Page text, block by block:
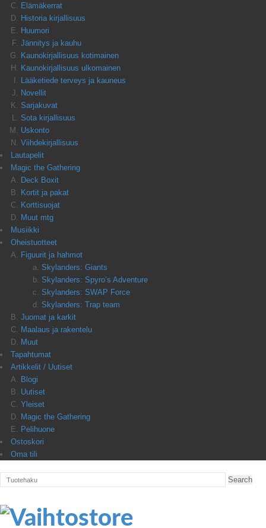
Elämäkerrat
Historia kirjallisuus
Huumori
Jännitys ja kauhu
Kaunokirjallisuus kotimainen
Kaunokirjallisuus ulkomainen
Lääketiede terveys ja kauneus
Novellit
Sarjakuvat
Sota kirjallisuus
Uskonto
Viihdekirjallisuus
Lautapelit
Magic the Gathering
Deck Boxit
Kortit ja pakat
Korttisuojat
Muut mtg
Musiikki
Oheistuotteet
Figuurit ja hahmot
Skylanders: Giants
Skylanders: Spyro’s Adventure
Skylanders: SWAP Force
Skylanders: Trap team
Juomat ja karkit
Maalaus ja rakentelu
Muut
Tapahtumat
Artikkelit / Uutiset
Blogi
Uutiset
Yleiset
Magic the Gathering
Pelihuone
Ostoskori
Oma tili